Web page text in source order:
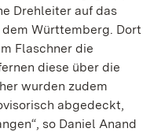
Drehleiter auf das
Württemberg. Dort
Flaschner die
diese über die
wurden zudem
abgedeckt,
so Daniel Anand